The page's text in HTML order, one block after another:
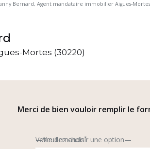
Bernard, Agent mandataire immobilier Aigues-Mortes
Mortes (30220)
Merci de bien vouloir remplir le
Votre demande*